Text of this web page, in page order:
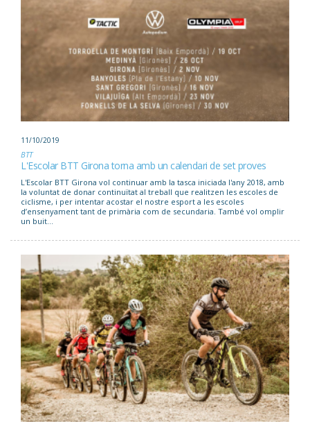
11/10/2019
BTT
L'Escolar BTT Girona torna amb un calendari de set proves
L'Escolar BTT Girona vol continuar amb la tasca iniciada l'any 2018, amb
la voluntat de donar continuïtat al treball que realitzen les escoles de
ciclisme, i per intentar acostar el nostre esport a les escoles
d’ensenyament tant de primària com de secundaria. També vol omplir
un buit...